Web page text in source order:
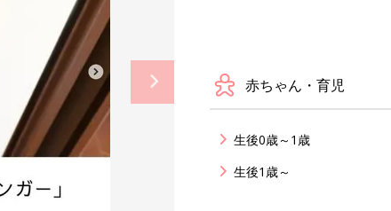
赤ちゃん・育児
生後0歳～1歳
生後1歳～